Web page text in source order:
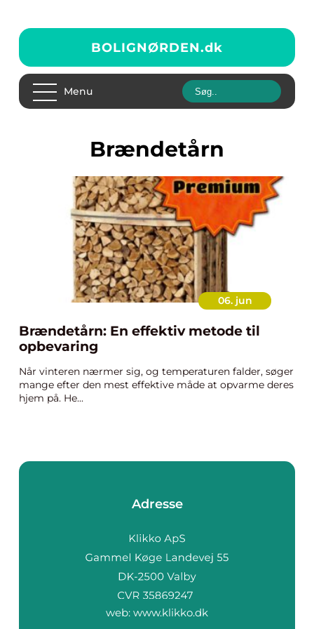
BOLIGNØRDEN.dk
Menu
Brændetårn
06. jun
Brændetårn: En effektiv metode til
opbevaring
Når vinteren nærmer sig, og temperaturen falder, søger
mange efter den mest effektive måde at opvarme deres
hjem på. He...
Adresse
web: www.klikko.dk